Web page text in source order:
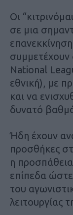
Οι
σε μια
National
εθνική), με
και να
δυνατό
Ήδη έχουν
προσθήκες
η
επίπεδα
του
λειτουργίας